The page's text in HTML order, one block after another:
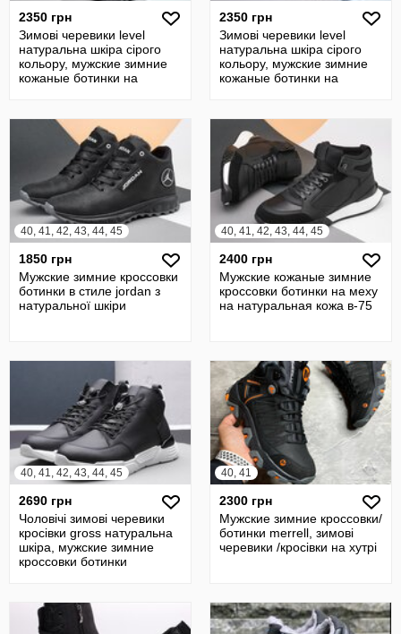
2350 грн
Зимові черевики level
натуральна шкіра сірого
кольору, мужские зимние
кожаные ботинки на
2350 грн
Зимові черевики level
натуральна шкіра сірого
кольору, мужские зимние
кожаные ботинки на
40, 41, 42, 43, 44, 45
1850 грн
Мужские зимние кроссовки
ботинки в стиле jordan з
натуральної шкіри
40, 41, 42, 43, 44, 45
2400 грн
Мужские кожаные зимние
кроссовки ботинки на меху
на натуральная кожа в-75
40, 41, 42, 43, 44, 45
2690 грн
Чоловічі зимові черевики
кросівки gross натуральна
шкіра, мужские зимние
кроссовки ботинки
40, 41
2300 грн
Мужские зимние кроссовки/
ботинки merrell, зимові
черевики /кросівки на хутрі